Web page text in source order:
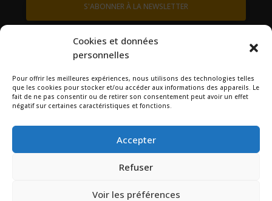
Cookies et données
personnelles
Pour offrir les meilleures expériences, nous utilisons des technologies telles
que les cookies pour stocker et/ou accéder aux informations des appareils. Le
fait de ne pas consentir ou de retirer son consentement peut avoir un effet
négatif sur certaines caractéristiques et fonctions.
Accepter
Refuser
Voir les préférences
S'ABONNER À LA NEWSLETTER
contactez-nous
Rechercher